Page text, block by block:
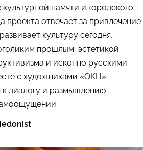
памяти и городского
проекта отвечает за привлечение
культуру сегодня,
прошлым: эстетикой
и исконно русскими
с художниками «ОКН»
к диалогу и размышлению